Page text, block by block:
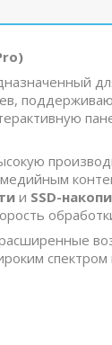
и SSD-
спектром